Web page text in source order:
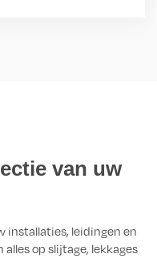
van uw
installaties, leidingen en
op slijtage, lekkages